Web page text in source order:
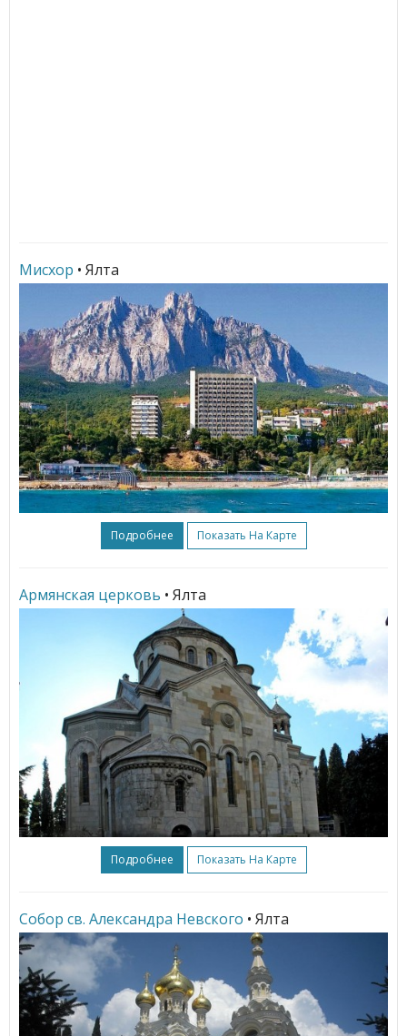
Мисхор • Ялта
Подробнее Показать На Карте
Армянская церковь • Ялта
Подробнее Показать На Карте
Собор св. Александра Невского • Ялта